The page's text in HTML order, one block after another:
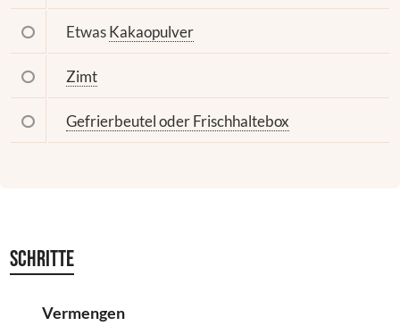
EtwasKakaopulver
Zimt
Gefrierbeutel oder Frischhaltebox
Schritte
Vermengen